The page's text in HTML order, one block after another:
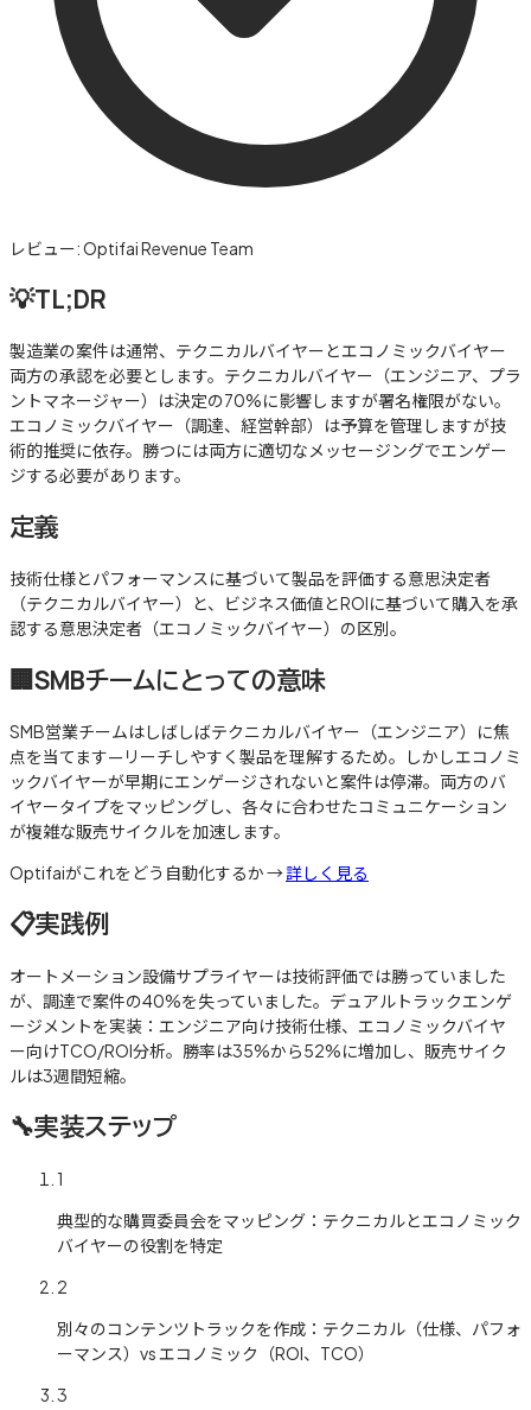
レビュー:Optifai Revenue Team
💡TL;DR
製造業の案件は通常、テクニカルバイヤーとエコノミックバイヤー
両方の承認を必要とします。テクニカルバイヤー（エンジニア、プラ
ントマネージャー）は決定の70%に影響しますが署名権限がない。
エコノミックバイヤー（調達、経営幹部）は予算を管理しますが技
術的推奨に依存。勝つには両方に適切なメッセージングでエンゲー
ジする必要があります。
定義
技術仕様とパフォーマンスに基づいて製品を評価する意思決定者
（テクニカルバイヤー）と、ビジネス価値とROIに基づいて購入を承
認する意思決定者（エコノミックバイヤー）の区別。
🏢SMBチームにとっての意味
SMB営業チームはしばしばテクニカルバイヤー（エンジニア）に焦
点を当てます—リーチしやすく製品を理解するため。しかしエコノミ
ックバイヤーが早期にエンゲージされないと案件は停滞。両方のバ
イヤータイプをマッピングし、各々に合わせたコミュニケーション
が複雑な販売サイクルを加速します。
Optifaiがこれをどう自動化するか →詳しく見る
📋実践例
オートメーション設備サプライヤーは技術評価では勝っていました
が、調達で案件の40%を失っていました。デュアルトラックエンゲ
ージメントを実装：エンジニア向け技術仕様、エコノミックバイヤ
ー向けTCO/ROI分析。勝率は35%から52%に増加し、販売サイク
ルは3週間短縮。
🔧実装ステップ
1
典型的な購買委員会をマッピング：テクニカルとエコノミック
バイヤーの役割を特定
2
別々のコンテンツトラックを作成：テクニカル（仕様、パフォ
ーマンス）vs エコノミック（ROI、TCO）
3